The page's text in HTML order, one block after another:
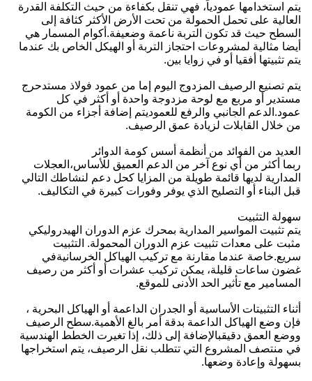
يتم استخدامها عمودياً، فهي تنقل بكفاءة من حيث التكلفة القدرة
العالية على تحمل الحمولة من تحت الأرض الأكثر كثافة إلى
السطح حيث قد تكون التربة ناعمة وضعيفة.أكوام المسمار هي
أيضا مثالية لمشروعات احتجاز التربة أو الهيكل الخاص بك عندما
يتم تثبيتها أفقيا أو في زوايا بين.
يتم تصنيع الرصيف المزدوج اليوم إما من عمود فولاذ مستدحرج
مستدير أو مربع مع لوحة مزدوجة واحدة أو أكثر في كل
عمود.الدعم الجانبي والرفع للعموديتم إضافة أجزاء من الكومة
من خلال القابلات لزيادة عمق الرصيف.
العديد من الفوائد من أنظمة أسس كومة الدوائر
ربما أكثر من أي نوع آخر من الدعم العميق للأساس،العجلات
المدارية لديها قائمة طويلة من المزايا كحل دعم لنشاطك التالي
قبل البناء أو التصليح الذي يوفر وفورات كبيرة في التكاليف.
سهولة التثبيت
يتم تثبيت المواسير المدارية بمحرك عزم الدوران الهيدروليكي
مثبت على معدات تثبيت عزم الدوران المحمولة. التثبيت
سريع.خاصة عندما مقارنة مع تركيب الهياكل الخرسانيةفي
غضون ساعات قليلة، يمكن تركيب عشرات أو أكثر من رصيف
المسامير مع تأثير الحد الأدنى للموقع.
أثناء التثبيتات الأساسية أو الجدران الداعمة أو الهياكل البحرية ،
فإن وضع الهياكل الداعمة بدقة أمر بالغ الأهمية.سطح الرصيف
ووضع العمق دقيقبالإضافة إلى ذلك، إذا تغيرت الخطط الهندسية
في منتصف المشروع التي تتطلب نقل الرصيف، يتم استخراجها
بسهولة وإعادة وضعها.